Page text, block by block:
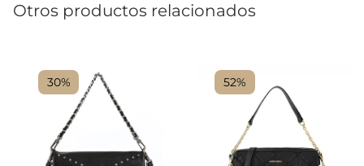
Otros productos relacionados
30% 52%